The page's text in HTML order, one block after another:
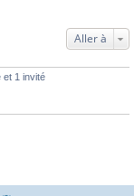
Aller à
et 1 invité